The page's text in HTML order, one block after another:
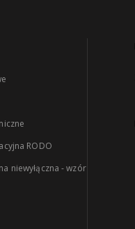
RODO
niewyłączna - wzór